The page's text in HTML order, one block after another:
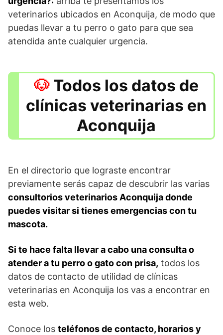
veterinarios ubicados en Aconquija, de modo que
puedas llevar a tu perro o gato para que sea
atendida ante cualquier urgencia.
Todos los datos de
clínicas veterinarias en
Aconquija
En el directorio que lograste encontrar
previamente serás capaz de descubrir las varias
consultorios veterinarios Aconquija donde
puedes visitar si tienes emergencias con tu
mascota.
Si te hace falta llevar a cabo una consulta o
atender a tu perro o gato con prisa, todos los
datos de contacto de utilidad de clínicas
veterinarias en Aconquija los vas a encontrar en
esta web.
Conoce los teléfonos de contacto, horarios y